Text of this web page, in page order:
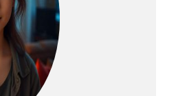
Optique à Huit
Confort Visuel】Conçu
optique avancée
cet écran fournit une
supérieure tout en
les reflets et